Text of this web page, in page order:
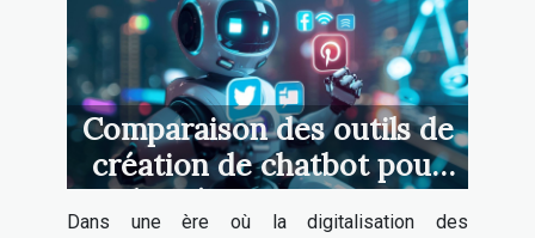
Comparaison des outils de
création de chatbot pour
les réseaux sociaux
Dans une ère où la digitalisation des